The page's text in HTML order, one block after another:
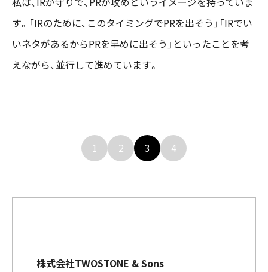
す。「IRのために、このタイミングでPRを出そう」「IRでい
いネタがあるからPRを早めに出そう」といったことを考
えながら、並行して進めています。
1 2 3 4
株式会社TWOSTONE & Sons